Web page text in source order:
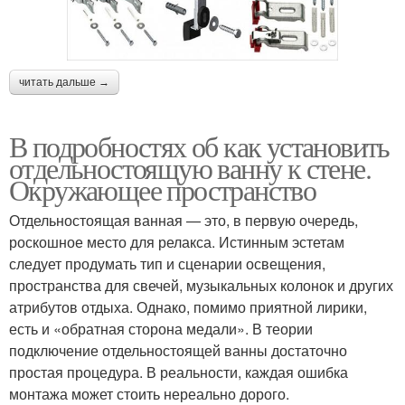
читать дальше →
В подробностях об как установить
отдельностоящую ванну к стене.
Окружающее пространство
Отдельностоящая ванная — это, в первую очередь,
роскошное место для релакса. Истинным эстетам
следует продумать тип и сценарии освещения,
пространства для свечей, музыкальных колонок и других
атрибутов отдыха. Однако, помимо приятной лирики,
есть и «обратная сторона медали». В теории
подключение отдельностоящей ванны достаточно
простая процедура. В реальности, каждая ошибка
монтажа может стоить нереально дорого.